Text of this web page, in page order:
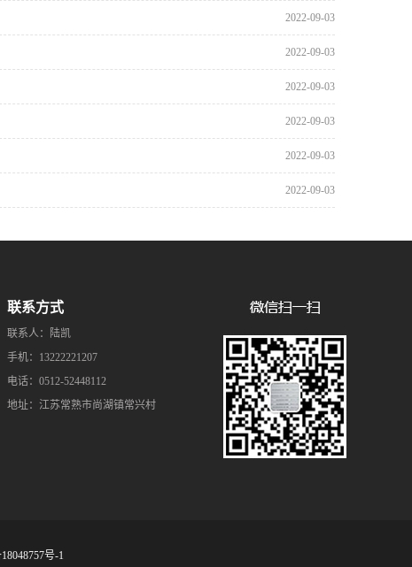
2022-09-03
2022-09-03
2022-09-03
2022-09-03
2022-09-03
2022-09-03
联系方式
联系人：陆凯
手机：13222221207
电话：0512-52448112
地址：江苏常熟市尚湖镇常兴村
号-1